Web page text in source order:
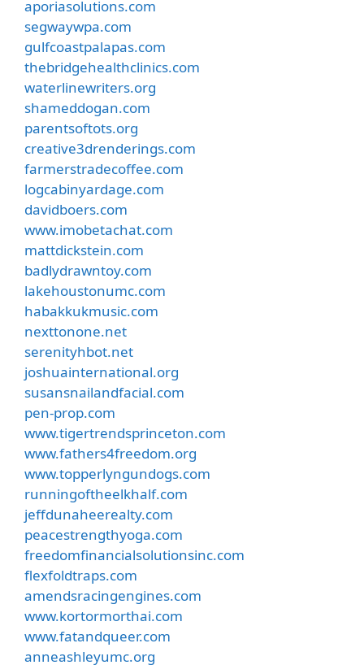
aporiasolutions.com
segwaywpa.com
gulfcoastpalapas.com
thebridgehealthclinics.com
waterlinewriters.org
shameddogan.com
parentsoftots.org
creative3drenderings.com
farmerstradecoffee.com
logcabinyardage.com
davidboers.com
www.imobetachat.com
mattdickstein.com
badlydrawntoy.com
lakehoustonumc.com
habakkukmusic.com
nexttonone.net
serenityhbot.net
joshuainternational.org
susansnailandfacial.com
pen-prop.com
www.tigertrendsprinceton.com
www.fathers4freedom.org
www.topperlyngundogs.com
runningoftheelkhalf.com
jeffdunaheerealty.com
peacestrengthyoga.com
freedomfinancialsolutionsinc.com
flexfoldtraps.com
amendsracingengines.com
www.kortormorthai.com
www.fatandqueer.com
anneashleyumc.org